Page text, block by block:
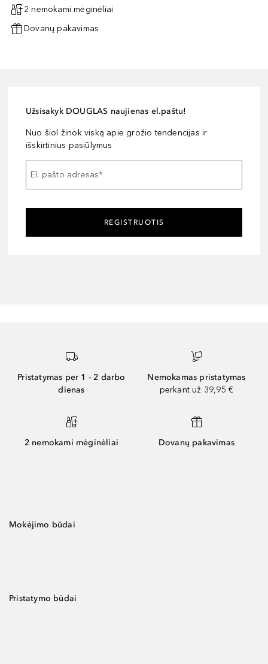
2 nemokami mėginėliai
Dovanų pakavimas
Užsisakyk DOUGLAS naujienas el.paštu!
Nuo šiol žinok viską apie grožio tendencijas ir
išskirtinius pasiūlymus
El. pašto adresas*
REGISTRUOTIS
Pristatymas per 1 - 2 darbo
dienas
Nemokamas pristatymas
perkant už 39,95 €
2 nemokami mėginėliai Dovanų pakavimas
Mokėjimo būdai
Pristatymo būdai